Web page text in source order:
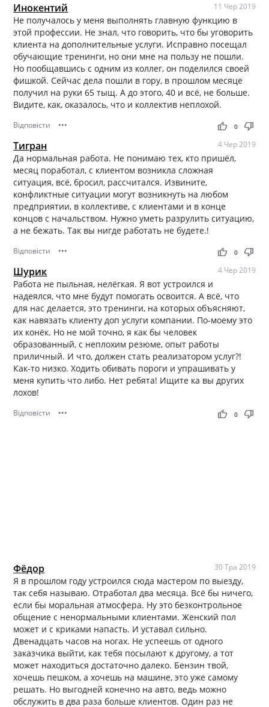
Инокентий 11 Чер 2019
Не получалось у меня выполнять главную функцию в
этой профессии. Не знал, что говорить, что бы уговорить
клиента на дополнительные услуги. Исправно посещал
обучающие тренинги, но они мне на пользу не пошли.
Но пообщавшись с одним из коллег, он поделился своей
фишкой. Сейчас дела пошли в гору, в прошлом месяце
получил на руки 65 тыщ. А до этого, 40 и всё, не больше.
Видите, как, оказалось, что и коллектив неплохой.
Відповісти ••• thumb_up thumb_down
0
Тигран 4 Чер 2019
Да нормальная работа. Не понимаю тех, кто пришёл,
месяц поработал, с клиентом возникла сложная
ситуация, всё, бросил, рассчитался. Извините,
конфликтные ситуации могут возникнуть на любом
предприятии, в коллективе, с клиентами и в конце
концов с начальством. Нужно уметь разрулить ситуацию,
а не бежать. Так вы нигде работать не будете.!
Відповісти ••• thumb_up thumb_down
0
Шурик 4 Чер 2019
Работа не пыльная, нелёгкая. Я вот устроился и
надеялся, что мне будут помогать освоится. А всё, что
для нас делается, это тренинги, на которых объясняют,
как навязать клиенту доп услуги компании. По-моему это
их конёк. Но не мой точно, я как бы человек
образованный, с неплохим резюме, опыт работы
приличный. И что, должен стать реализатором услуг?!
Как-то низко. Ходить обивать пороги и упрашивать у
меня купить что либо. Нет ребята! Ищите ка вы других
лохов!
Відповісти ••• thumb_up thumb_down
0
Фёдор 30 Тра 2019
Я в прошлом году устроился сюда мастером по выезду,
так себя называю. Отработал два месяца. Всё бы ничего,
если бы моральная атмосфера. Ну это безконтрольное
общение с ненормальными клиентами. Женский пол
может и с криками напасть. И уставал сильно.
Двенадцать часов на ногах. Не успеешь от одного
заказчика выйти, как тебя посылают к другому, а тот
может находиться достаточно далеко. Бензин твой,
хочешь пешком, а хочешь на машине, это уже самому
решать. Но выгодней конечно на авто, ведь можно
обслужить в два раза больше клиентов. Один раз не